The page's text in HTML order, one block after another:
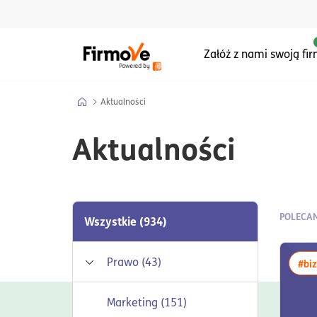
Menu główne serwisu
Załóż z nami swoją
Aktualności
Aktualności
Wszystkie (934)
Prawo (43)
Prawo pracy (16)
Marketing (151)